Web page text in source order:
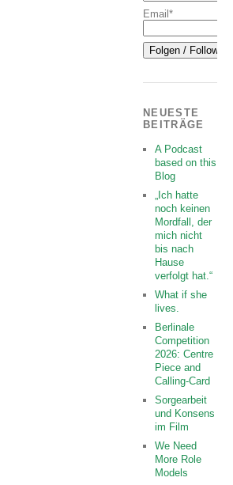
Email*
NEUESTE
BEITRÄGE
A Podcast
based on this
Blog
„Ich hatte
noch keinen
Mordfall, der
mich nicht
bis nach
Hause
verfolgt hat.“
What if she
lives.
Berlinale
Competition
2026: Centre
Piece and
Calling-Card
Sorgearbeit
und Konsens
im Film
We Need
More Role
Models